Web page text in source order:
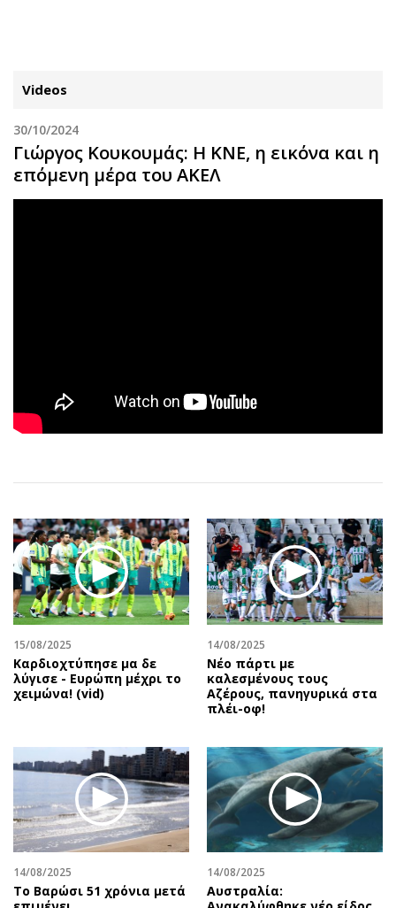
ΚΑΤΗΓΟΡΙΕΣ ΣΥΝΔΕΣΗ
Κύπρος
Αθλητισμός
Κύπρος
Κληρώσεις Allwyn
Οικονομική
Οικονομία
Real Estate
Επιχειρήσεις
Αγορές
Money Review
AstroBank Properties
Ενέργεια
Ναυτιλία
Περιβάλλον
Ελλάδα
Κόσμος
Παράξενα
Πολιτισμός
Απόψεις
Geek
Νέα
Αυτοκίνηση
Αφιερώματα
Πολιτική
Οικονομία
Γενικά
Αναδρομές
Πρόσωπα
Περιβάλλον
Good Life
Γυναίκα
Showbiz
Ταξίδια
Συνταγές
Έξοδος
Media
Εκπομπές
Videos
30/10/2024
Γιώργος Κουκουμάς: Η ΚΝΕ, η εικόνα και η
επόμενη μέρα του ΑΚΕΛ
15/08/2025
Καρδιοχτύπησε μα δε
λύγισε - Ευρώπη μέχρι το
χειμώνα! (vid)
14/08/2025
Νέο πάρτι με
καλεσμένους τους
Αζέρους, πανηγυρικά στα
πλέι-οφ!
14/08/2025
Το Βαρώσι 51 χρόνια μετά
14/08/2025
Αυστραλία: